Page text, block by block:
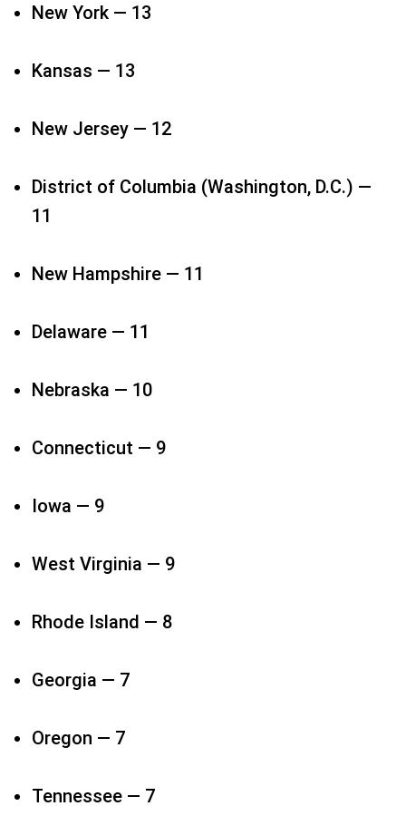
New York — 13​
Kansas — 13​
New Jersey — 12​
District of Columbia (Washington, D.C.) —
11​
New Hampshire — 11​
Delaware — 11​
Nebraska — 10​
Connecticut — 9​
Iowa — 9​
West Virginia — 9​
Rhode Island — 8​
Georgia — 7​
Oregon — 7​
Tennessee — 7